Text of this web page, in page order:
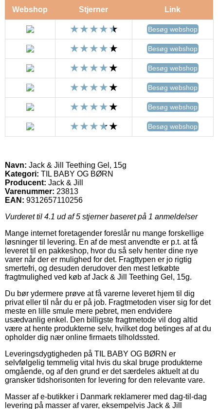
Webshop Stjerner Link
Besøg webshop
Besøg webshop
Besøg webshop
Besøg webshop
Besøg webshop
Besøg webshop
Navn: Jack & Jill Teething Gel, 15g
Kategori: TIL BABY OG BØRN
Producent: Jack & Jill
Varenummer: 23813
EAN: 9312657110256
Vurderet til 4.1 ud af 5 stjerner baseret på 1 anmeldelser
Mange internet foretagender foreslår nu mange forskellige
løsninger til levering. En af de mest anvendte er p.t. at få
leveret til en pakkeshop, hvor du så selv henter dine nye
varer når der er mulighed for det. Fragttypen er jo rigtig
smertefri, og desuden derudover den mest letkøbte
fragtmulighed ved køb af Jack & Jill Teething Gel, 15g.
Du bør ydermere prøve at få varerne leveret hjem til dig
privat eller til når du er på job. Fragtmetoden viser sig for det
meste en lille smule mere pebret, men endvidere
usædvanlig enkel. Den billigste fragtmetode vil dog altid
være at hente produkterne selv, hvilket dog betinges af at du
opholder dig nær online firmaets tilholdssted.
Leveringsdygtigheden på TIL BABY OG BØRN er
selvfølgelig temmelig vital hvis du skal bruge produkterne
omgående, og af den grund er det særdeles aktuelt at du
gransker tidshorisonten for levering for den relevante vare.
Masser af e-butikker i Danmark reklamerer med dag-til-dag
levering på masser af varer, eksempelvis Jack & Jill